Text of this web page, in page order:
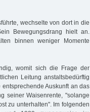
wechselte von dort in die
Bewegungsdrang hielt an.
binnen weniger Momente
womit sich die Frage der
Leitung anstaltsbedürftig
Auskunft an das
seiner Waisenrente, "solange
zu unterhalten". Im folgenden